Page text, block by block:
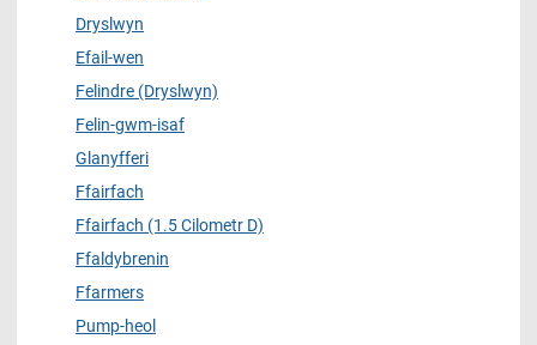
Dryslwyn
Efail-wen
Felindre (Dryslwyn)
Felin-gwm-isaf
Glanyfferi
Ffairfach
Ffairfach (1.5 Cilometr D)
Ffaldybrenin
Ffarmers
Pump-heol